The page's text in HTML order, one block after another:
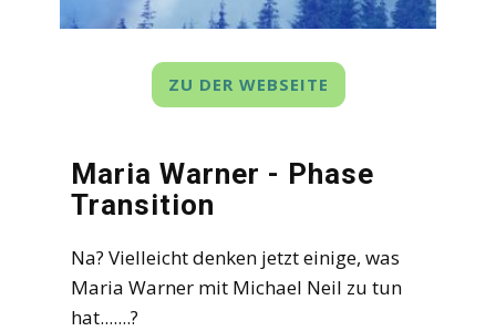
ZU DER WEBSEITE
Maria Warner - Phase
Transition
Na? Vielleicht denken jetzt einige, was
Maria Warner mit Michael Neil zu tun
hat.......?